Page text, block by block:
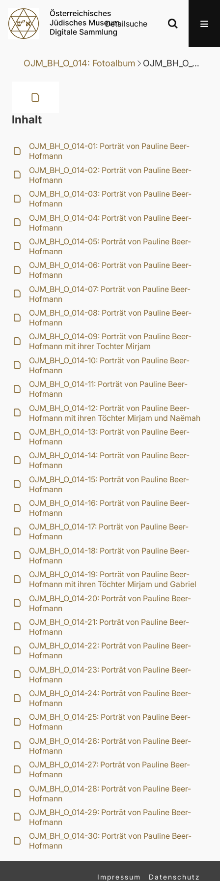
Detailsuche
OJM_BH_O_014: Fotoalbum OJM_BH_O_014-04: Porträt von Pauline Beer-Hofmann
Inhalt
OJM_BH_O_014-01: Porträt von Pauline Beer-
Hofmann
OJM_BH_O_014-02: Porträt von Pauline Beer-
Hofmann
OJM_BH_O_014-03: Porträt von Pauline Beer-
Hofmann
OJM_BH_O_014-04: Porträt von Pauline Beer-
Hofmann
OJM_BH_O_014-05: Porträt von Pauline Beer-
Hofmann
OJM_BH_O_014-06: Porträt von Pauline Beer-
Hofmann
OJM_BH_O_014-07: Porträt von Pauline Beer-
Hofmann
OJM_BH_O_014-08: Porträt von Pauline Beer-
Hofmann
OJM_BH_O_014-09: Porträt von Pauline Beer-
Hofmann mit ihrer Tochter Mirjam
OJM_BH_O_014-10: Porträt von Pauline Beer-
Hofmann
OJM_BH_O_014-11: Porträt von Pauline Beer-
Hofmann
OJM_BH_O_014-12: Porträt von Pauline Beer-
Hofmann mit ihren Töchter Mirjam und Naëmah
OJM_BH_O_014-13: Porträt von Pauline Beer-
Hofmann
OJM_BH_O_014-14: Porträt von Pauline Beer-
Hofmann
OJM_BH_O_014-15: Porträt von Pauline Beer-
Hofmann
OJM_BH_O_014-16: Porträt von Pauline Beer-
Hofmann
OJM_BH_O_014-17: Porträt von Pauline Beer-
Hofmann
OJM_BH_O_014-18: Porträt von Pauline Beer-
Hofmann
OJM_BH_O_014-19: Porträt von Pauline Beer-
Hofmann mit ihren Töchter Mirjam und Gabriel
OJM_BH_O_014-20: Porträt von Pauline Beer-
Hofmann
OJM_BH_O_014-21: Porträt von Pauline Beer-
Hofmann
OJM_BH_O_014-22: Porträt von Pauline Beer-
Hofmann
OJM_BH_O_014-23: Porträt von Pauline Beer-
Hofmann
OJM_BH_O_014-24: Porträt von Pauline Beer-
Hofmann
OJM_BH_O_014-25: Porträt von Pauline Beer-
Hofmann
OJM_BH_O_014-26: Porträt von Pauline Beer-
Hofmann
OJM_BH_O_014-27: Porträt von Pauline Beer-
Hofmann
OJM_BH_O_014-28: Porträt von Pauline Beer-
Hofmann
OJM_BH_O_014-29: Porträt von Pauline Beer-
Hofmann
OJM_BH_O_014-30: Porträt von Pauline Beer-
Hofmann
Impressum Datenschutz